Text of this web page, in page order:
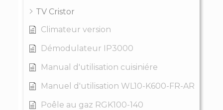
TV Cristor
Climateur version
Démodulateur IP3000
Manual d'utilisation cuisiniére
Manuel d'utilisation WL10-K600-FR-AR
Poêle au gaz RGK100-140